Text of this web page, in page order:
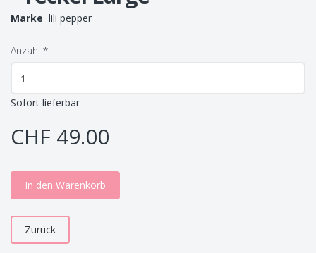
Marke lili pepper
Anzahl *
Sofort lieferbar
CHF 49.00
In den Warenkorb
Zurück